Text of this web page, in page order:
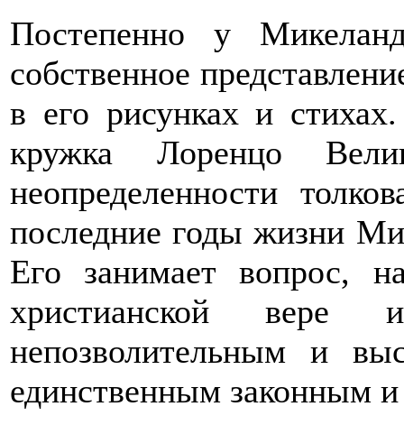
Постепенно у
собственное
в его рисунках и
кружка Лоренцо
неопределенности
последние годы жизни
Его занимает вопрос,
христианской
непозволительным и
единственным законным